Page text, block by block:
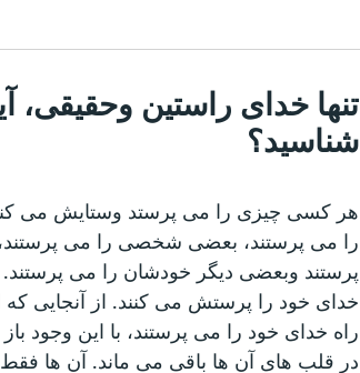
تنها خدای راستین وحقیقی،
شناسید؟
هر کسی چیزی را می پرستد وستایش می
را می پرستند، بعضی شخصی را می
پرستند وبعضی دیگر خودشان را می پرستند.
خدای خود را پرستش می کنند. از آنجایی که
راه خدای خود را می پرستند، با این وجود
در قلب های آن ها باقی می ماند. آن ها